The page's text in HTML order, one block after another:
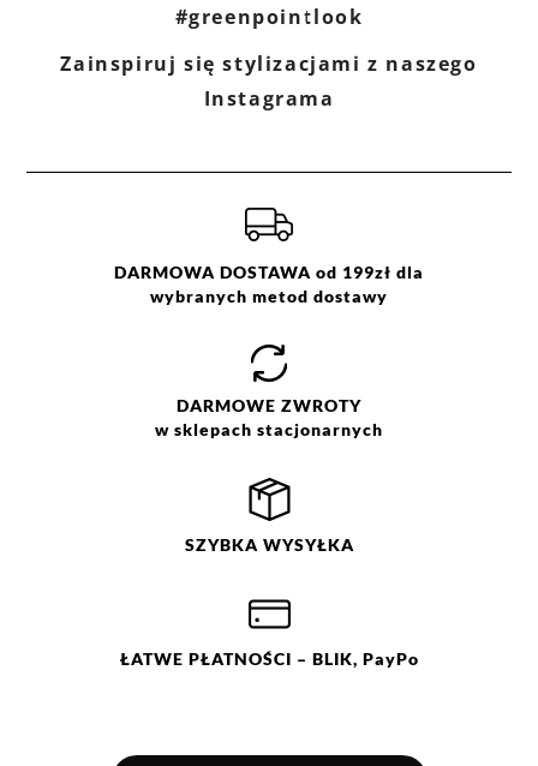
#greenpointlook
Zainspiruj się stylizacjami z naszego
Instagrama
DARMOWA DOSTAWA od 199zł dla
wybranych metod dostawy
DARMOWE ZWROTY
w sklepach stacjonarnych
SZYBKA WYSYŁKA
ŁATWE PŁATNOŚCI – BLIK, PayPo